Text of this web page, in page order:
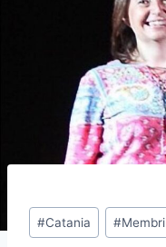
Tag
articolo:
#Catania #Membri